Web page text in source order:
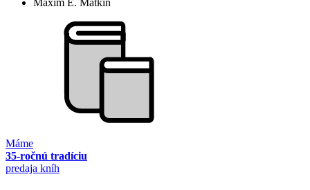
Maxim E. Matkin
Máme
35-ročnú tradíciu
predaja kníh